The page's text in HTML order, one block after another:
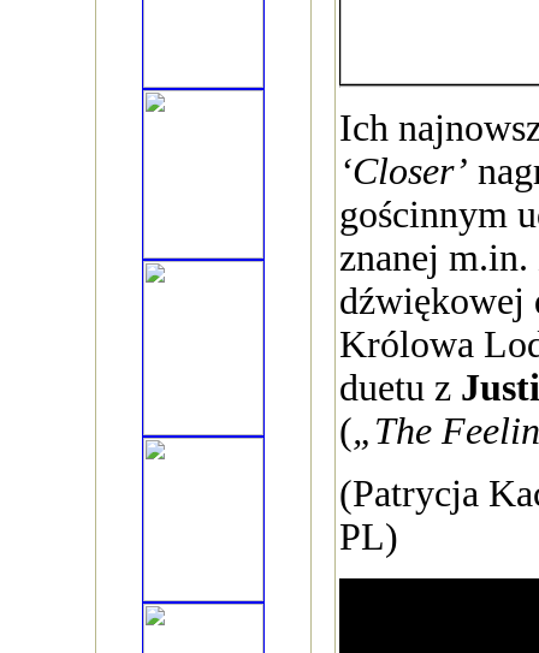
Ich
‘Closer’
gościnnym
znanej m.in.
Królowa
duetu z
(„The
(Patrycja
PL)